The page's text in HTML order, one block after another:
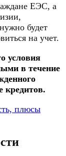
ЕЭС, а
будет
на учет.
условия
в течение
кредитов.